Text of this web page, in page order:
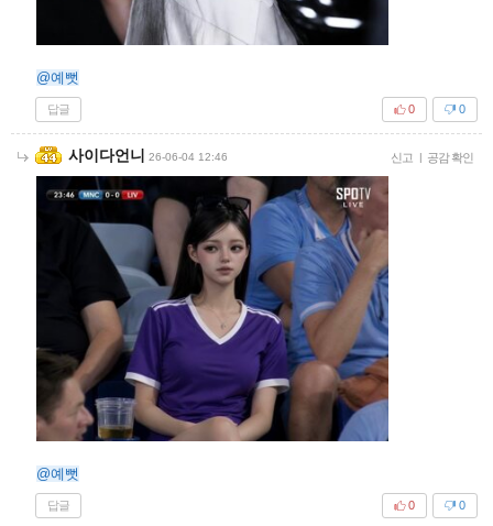
@예뻣
답글 0
0
사이다언니 26-06-04 12:46 신고 | 공감 확인
@예뻣
답글 0
0